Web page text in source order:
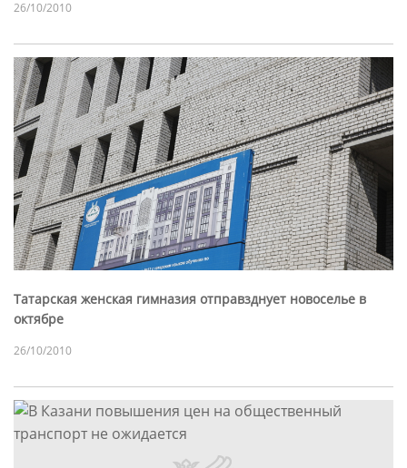
26/10/2010
Татарская женская гимназия отправзднует новоселье в
октябре
26/10/2010